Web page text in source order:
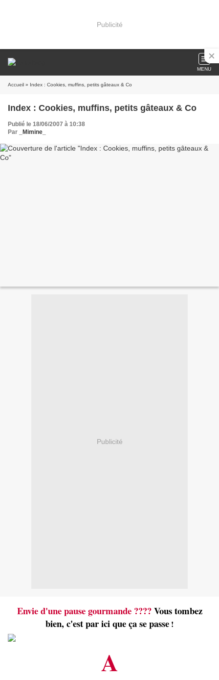
Publicité
MENU
Accueil » Index : Cookies, muffins, petits gâteaux & Co
Index : Cookies, muffins, petits gâteaux & Co
Publié le 18/06/2007 à 10:38
Par
_Mimine_
Publicité
Envie d'une pause gourmande ????Vous tombez
bien, c'est par ici que ça se passe !
A